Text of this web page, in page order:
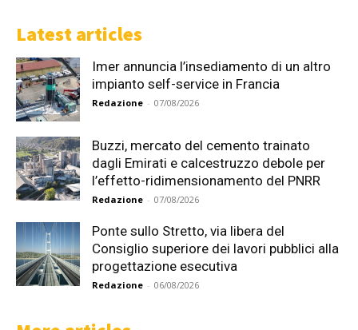
Latest articles
Imer annuncia l’insediamento di un altro
impianto self-service in Francia
Redazione - 07/08/2026
Buzzi, mercato del cemento trainato
dagli Emirati e calcestruzzo debole per
l’effetto-ridimensionamento del PNRR
Redazione - 07/08/2026
Ponte sullo Stretto, via libera del
Consiglio superiore dei lavori pubblici alla
progettazione esecutiva
Redazione - 06/08/2026